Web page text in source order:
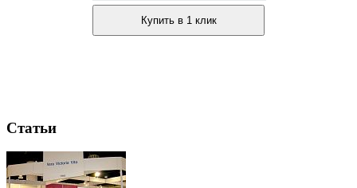
Купить в 1 клик
Статьи